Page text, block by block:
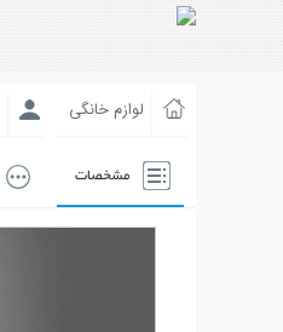
لوازم خانگی
مشخصات